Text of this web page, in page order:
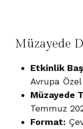
Müzayede
Etkinlik
Avrupa
Müzayede
Temmuz
Format: